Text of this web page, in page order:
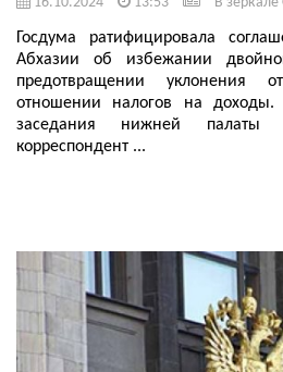
Госдума ратифицировала
Абхазии об избежании
предотвращении уклонения
отношении налогов на
заседания нижней палаты
корреспондент ...